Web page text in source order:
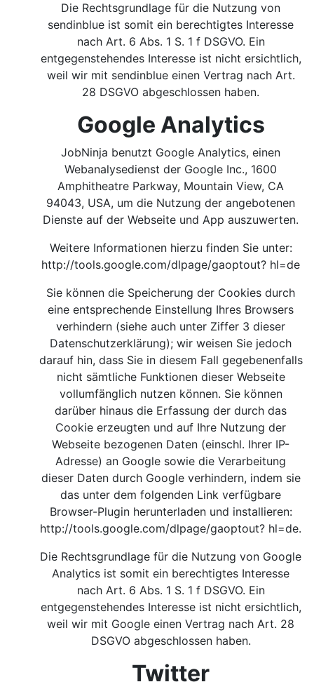
Die Rechtsgrundlage für die Nutzung von
sendinblue ist somit ein berechtigtes Interesse
nach Art. 6 Abs. 1 S. 1 f DSGVO. Ein
entgegenstehendes Interesse ist nicht ersichtlich,
weil wir mit sendinblue einen Vertrag nach Art.
28 DSGVO abgeschlossen haben.
Google Analytics
JobNinja benutzt Google Analytics, einen
Webanalysedienst der Google Inc., 1600
Amphitheatre Parkway, Mountain View, CA
94043, USA, um die Nutzung der angebotenen
Dienste auf der Webseite und App auszuwerten.
Weitere Informationen hierzu finden Sie unter:
http://tools.google.com/dlpage/gaoptout? hl=de
Sie können die Speicherung der Cookies durch
eine entsprechende Einstellung Ihres Browsers
verhindern (siehe auch unter Ziffer 3 dieser
Datenschutzerklärung); wir weisen Sie jedoch
darauf hin, dass Sie in diesem Fall gegebenenfalls
nicht sämtliche Funktionen dieser Webseite
vollumfänglich nutzen können. Sie können
darüber hinaus die Erfassung der durch das
Cookie erzeugten und auf Ihre Nutzung der
Webseite bezogenen Daten (einschl. Ihrer IP-
Adresse) an Google sowie die Verarbeitung
dieser Daten durch Google verhindern, indem sie
das unter dem folgenden Link verfügbare
Browser-Plugin herunterladen und installieren:
http://tools.google.com/dlpage/gaoptout? hl=de.
Die Rechtsgrundlage für die Nutzung von Google
Analytics ist somit ein berechtigtes Interesse
nach Art. 6 Abs. 1 S. 1 f DSGVO. Ein
entgegenstehendes Interesse ist nicht ersichtlich,
weil wir mit Google einen Vertrag nach Art. 28
DSGVO abgeschlossen haben.
Twitter